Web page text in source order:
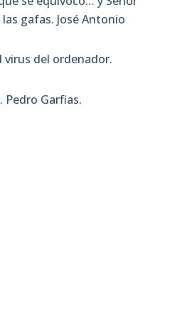
gafas. José Antonio
virus del ordenador.
Garfias.